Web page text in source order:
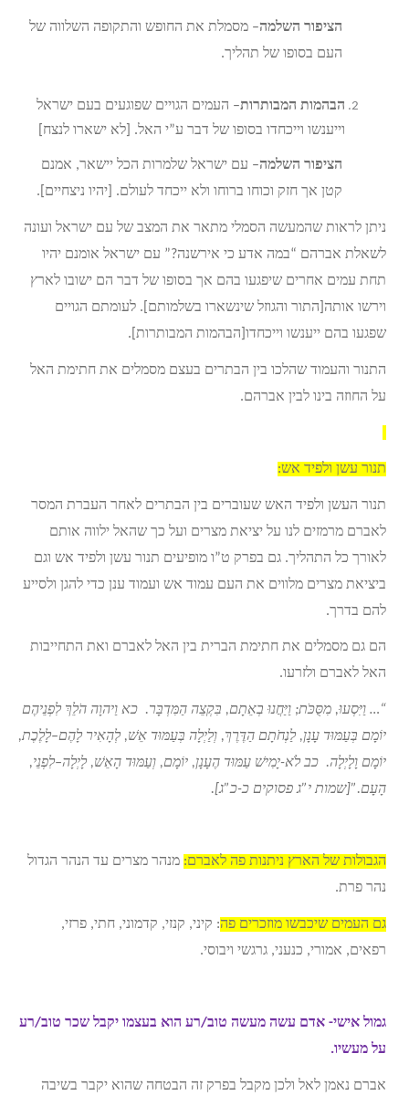
הציפור השלמה– מסמלת את החופש והתקופה השלווה של
העם בסופו של תהליך.
הבהמות המבותרות– העמים הגויים שפוגעים בעם ישראל
וייענשו וייכחדו בסופו של דבר ע”י האל. [לא ישארו לנצח]
הציפור השלמה– עם ישראל שלמרות הכל יישאר, אמנם
קטן אך חזק וכוחו ברוחו ולא ייכחד לעולם. [יהיו ניצחיים].
ניתן לראות שהמעשה הסמלי מתאר את המצב של עם ישראל ועונה
לשאלת אברהם “במה אדע כי אירשנה?” עם ישראל אומנם יהיו
תחת עמים אחרים שיפגעו בהם אך בסופו של דבר הם ישובו לארץ
וירשו אותה[התור והגוזל שינשארו בשלמותם]. לעומתם הגויים
שפגעו בהם ייענשו וייכחדו[הבהמות המבותרות].
התנור והעמוד שהלכו בין הבתרים בעצם מסמלים את חתימת האל
על החוזה בינו לבין אברהם.
תנור עשן ולפיד אש:
תנור העשן ולפיד האש שעוברים בין הבתרים לאחר העברת המסר
לאברם מרמזים לנו על יציאת מצרים ועל כך שהאל ילווה אותם
לאורך כל התהליך. גם בפרק ט”ו מופיעים תנור עשן ולפיד אש וגם
ביציאת מצרים מלווים את העם עמוד אש ועמוד ענן כדי להגן ולסייע
להם בדרך.
הם גם מסמלים את חתימת הברית בין האל לאברם ואת התחייבות
האל לאברם ולזרעו.
“… וַיִּסְעוּ, מִסֻּכֹּת; וַיַּחֲנוּ בְאֵתָם, בִּקְצֵה הַמִּדְבָּר. כא וַיהוָה הֹלֵךְ לִפְנֵיהֶם
יוֹמָם בְּעַמּוּד עָנָן, לַנְחֹתָם הַדֶּרֶךְ, וְלַיְלָה בְּעַמּוּד אֵשׁ, לְהָאִיר לָהֶם–לָלֶכֶת,
יוֹמָם וָלָיְלָה. כב לֹא-יָמִישׁ עַמּוּד הֶעָנָן, יוֹמָם, וְעַמּוּד הָאֵשׁ, לָיְלָה–לִפְנֵי,
הָעָם.”[שמות י”ג פסוקים כ-כ”ג].
הגבולות של הארץ ניתנות פה לאברם: מנהר מצרים עד הנהר הגדול
נהר פרת.
גם העמים שיכבשו מוזכרים פה: קיני, קנזי, קדמוני, חתי, פרזי,
רפאים, אמורי, כנעני, גרגשי ויבוסי.
גמול אישי- אדם עשה מעשה טוב/רע הוא בעצמו יקבל שכר טוב/רע
על מעשיו.
אברם נאמן לאל ולכן מקבל בפרק זה הבטחה שהוא יקבר בשיבה